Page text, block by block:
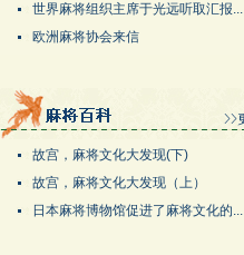
世界麻将组织主席于光远听取汇报...
欧洲麻将协会来信
故宫，麻将文化大发现(下)
故宫，麻将文化大发现（上）
日本麻将博物馆促进了麻将文化的...